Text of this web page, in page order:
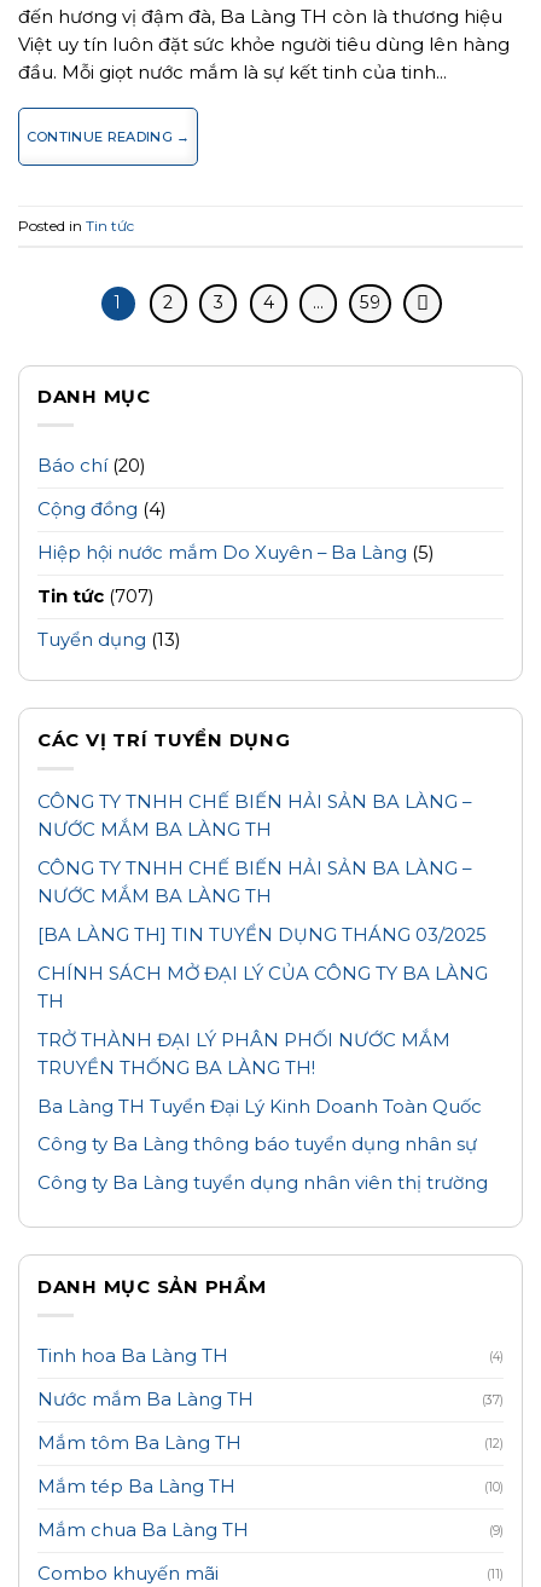
DANH MỤC
Báo chí(20)
Cộng đồng (4)
Hiệp hội nước mắm Do Xuyên – Ba Làng (5)
Tin tức(707)
Tuyển dụng (13)
CÁC VỊ TRÍ TUYỂN DỤNG
CÔNG TY TNHH CHẾ BIẾN HẢI SẢN BA LÀNG –
NƯỚC MẮM BA LÀNG TH
CÔNG TY TNHH CHẾ BIẾN HẢI SẢN BA LÀNG –
NƯỚC MẮM BA LÀNG TH
[BA LÀNG TH] TIN TUYỂN DỤNG THÁNG 03/2025
CHÍNH SÁCH MỞ ĐẠI LÝ CỦA CÔNG TY BA LÀNG
TH
TRỞ THÀNH ĐẠI LÝ PHÂN PHỐI NƯỚC MẮM
TRUYỀN THỐNG BA LÀNG TH!
Ba Làng TH Tuyển Đại Lý Kinh Doanh Toàn Quốc
Công ty Ba Làng thông báo tuyển dụng nhân sự
Công ty Ba Làng tuyển dụng nhân viên thị trường
DANH MỤC SẢN PHẨM
Tinh hoa Ba Làng TH (4)
Nước mắm Ba Làng TH (37)
Mắm tôm Ba Làng TH (12)
Mắm tép Ba Làng TH (10)
Mắm chua Ba Làng TH (9)
Combo khuyến mãi (11)
đến hương vị đậm đà, Ba Làng TH còn là thương hiệu
Việt uy tín luôn đặt sức khỏe người tiêu dùng lên hàng
đầu. Mỗi giọt nước mắm là sự kết tinh của tinh…
CONTINUE READING →
Posted in Tin tức
1 2 3 4 … 59